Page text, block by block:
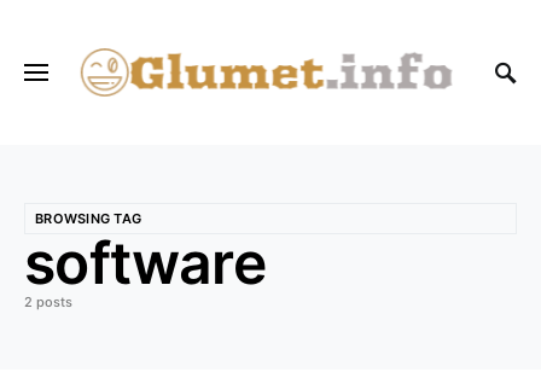
BROWSING TAG
software
2 posts